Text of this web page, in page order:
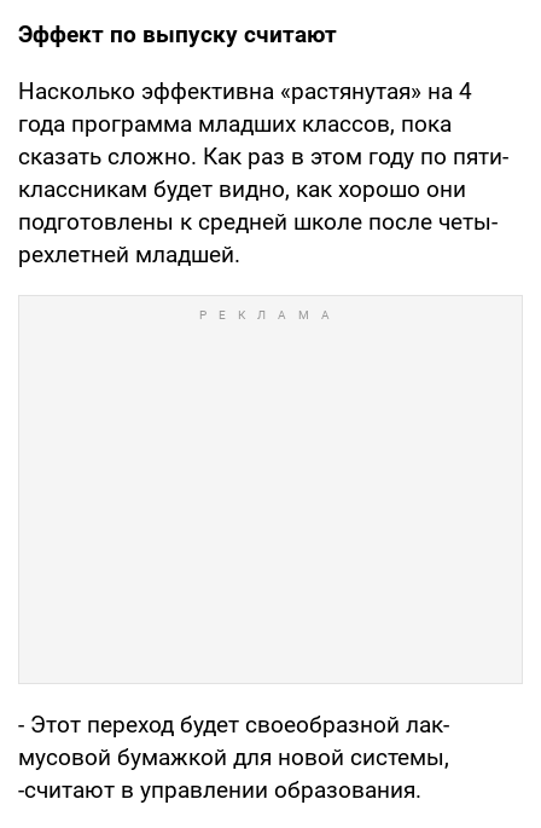
Эффект по выпуску считают
Насколько эффективна «растянутая» на 4
года программа младших классов, пока
сказать сложно. Как раз в этом году по пяти­
классникам будет видно, как хорошо они
подготовлены к средней школе после четы­
рехлетней младшей.
- Этот переход будет своеобразной лак­
мусовой бумажкой для новой системы,
-считают в управлении образования.